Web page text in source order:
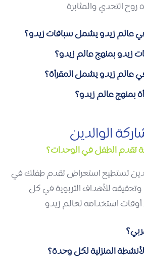
روح التحدي والمثابرة
عالم زيدو يشمل سباقات زيدو؟
زيدو بمنهج عالم زيدو؟
عالم زيدو يشمل المقرأة؟
بمنهج عالم زيدو؟
الوالدين
تقدم الطفل في الوحدات؟
تستطيع استعراض تقدم طفلك في
للأهداف التربوية في كل
أوقات استخدامه لعالم زيدو
المنزلية لكل وحدة؟